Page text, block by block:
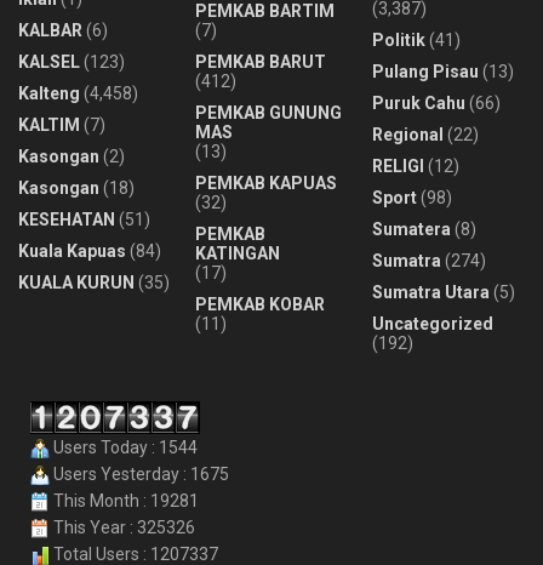
KALBAR (6)
KALSEL(123)
Kalteng (4,458)
KALTIM (7)
Kasongan (2)
Kasongan (18)
KESEHATAN (51)
Kuala Kapuas (84)
KUALA KURUN (35)
PEMKAB BARTIM
(7)
PEMKAB BARUT
(412)
PEMKAB GUNUNG
MAS
(13)
PEMKAB KAPUAS
(32)
PEMKAB
KATINGAN
(17)
PEMKAB KOBAR
(11)
(3,387)
Politik(41)
Pulang Pisau (13)
Puruk Cahu (66)
Regional (22)
RELIGI (12)
Sport(98)
Sumatera (8)
Sumatra (274)
Sumatra Utara (5)
Uncategorized
(192)
Users Today : 1544
Users Yesterday : 1675
This Month : 19281
This Year : 325326
Total Users : 1207337